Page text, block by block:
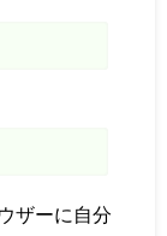
ザーに自分